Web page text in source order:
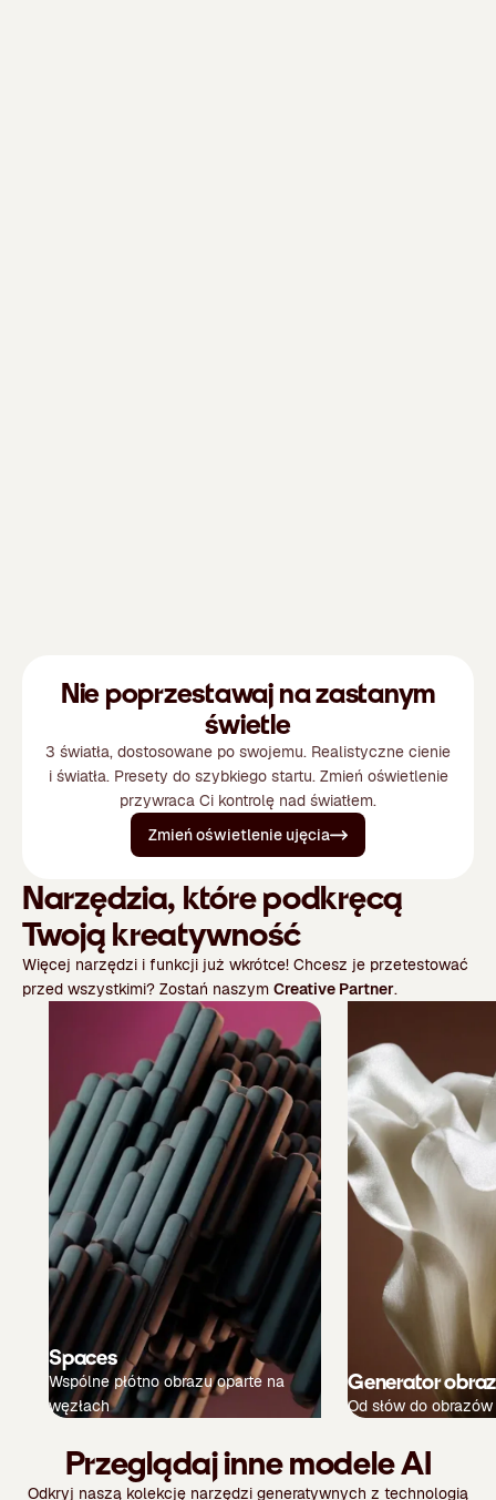
Nie poprzestawaj na zastanym
świetle
3 światła, dostosowane po swojemu. Realistyczne cienie
i światła. Presety do szybkiego startu. Zmień oświetlenie
przywraca Ci kontrolę nad światłem.
Zmień oświetlenie ujęcia
Narzędzia, które podkręcą
Twoją kreatywność
Więcej narzędzi i funkcji już wkrótce! Chcesz je przetestować
przed wszystkimi? Zostań naszym Creative Partner.
Spaces
Wspólne płótno obrazu oparte na
węzłach
Generator
Od słów do obrazów
Przeglądaj inne modele AI
Odkryj naszą kolekcję narzędzi generatywnych z technologią